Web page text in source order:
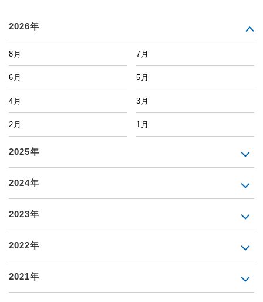
2026年
8月 7月
6月 5月
4月 3月
2月 1月
2025年
2024年
2023年
2022年
2021年